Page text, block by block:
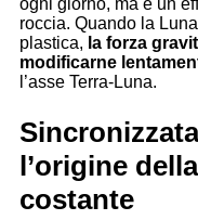
ogni giorno, ma è un
roccia. Quando la
plastica, la forza
modificarne
l’asse Terra-Luna.
l’origine
costante